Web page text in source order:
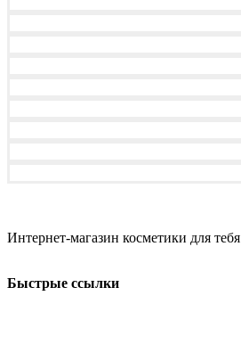
Интернет-магазин косметики для тебя
Быстрые ссылки